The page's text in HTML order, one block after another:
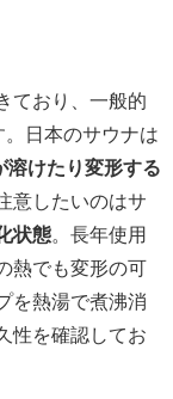
ており、一般的
日本のサウナは
溶けたり変形する
意したいのはサ
状態。長年使用
熱でも変形の可
を熱湯で煮沸消
性を確認してお